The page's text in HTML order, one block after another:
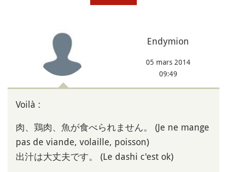
Endymion
05 mars 2014
09:49
Voilà :
肉、鶏肉、魚が食べられません。 (Je ne mange
pas de viande, volaille, poisson)
出汁は大丈夫です。 (Le dashi c'est ok)